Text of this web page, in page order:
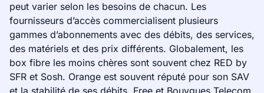
peut varier selon les besoins de chacun. Les
fournisseurs d’accès commercialisent plusieurs
gammes d’abonnements avec des débits, des services,
des matériels et des prix différents. Globalement, les
box fibre les moins chères sont souvent chez RED by
SFR et Sosh. Orange est souvent réputé pour son SAV
et la stabilité de ses débits. Free et Bouygues Telecom